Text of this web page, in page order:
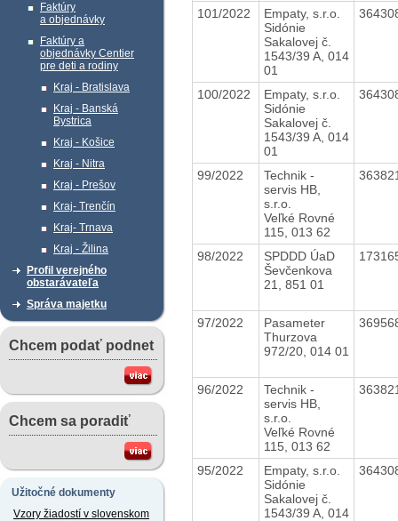
Faktúry
a objednávky
Faktúry a
objednávky Centier
pre deti a rodiny
Kraj - Bratislava
Kraj - Banská
Bystrica
Kraj - Košice
Kraj - Nitra
Kraj - Prešov
Kraj- Trenčín
Kraj- Trnava
Kraj - Žilina
Profil verejného
obstarávateľa
Správa majetku
Chcem podať podnet
Chcem sa poradiť
Užitočné dokumenty
Vzory žiadostí v slovenskom
101/2022
Empaty, s.r.o.
Sidónie
Sakalovej č.
1543/39 A, 014
01
100/2022
Empaty, s.r.o.
Sidónie
Sakalovej č.
1543/39 A, 014
01
99/2022
Technik -
servis HB,
s.r.o.
Veľké Rovné
115, 013 62
98/2022
SPDDD ÚaD
Ševčenkova
21, 851 01
97/2022
Pasameter
Thurzova
972/20, 014 01
96/2022
Technik -
servis HB,
s.r.o.
Veľké Rovné
115, 013 62
95/2022
Empaty, s.r.o.
Sidónie
Sakalovej č.
1543/39 A, 014